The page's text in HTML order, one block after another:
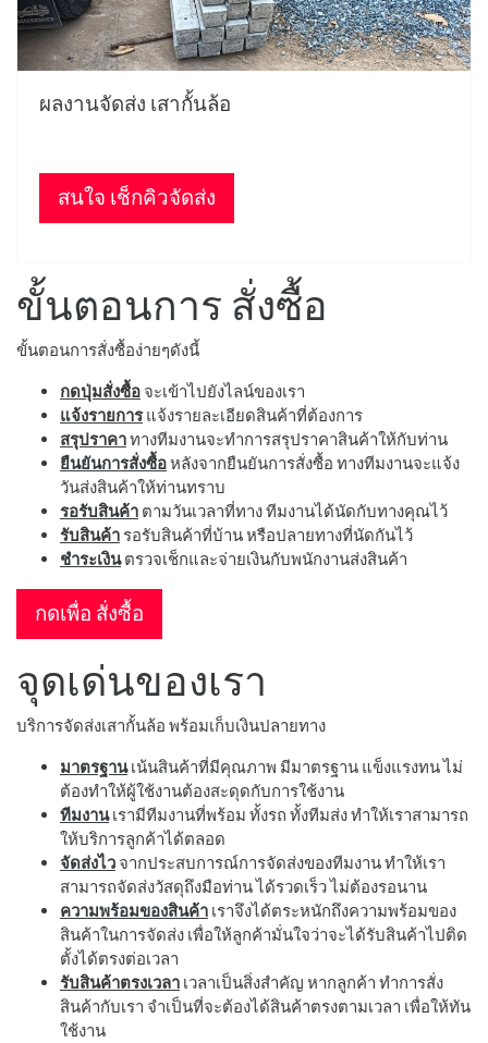
ผลงานจัดส่ง เสากั้นล้อ
สนใจ เช็กคิวจัดส่ง
ขั้นตอนการ สั่งซื้อ
ขั้นตอนการสั่งซื้อง่ายๆดังนี้
กดปุ่มสั่งซื้อ จะเข้าไปยังไลน์ของเรา
แจ้งรายการแจ้งรายละเอียดสินค้าที่ต้องการ
สรุปราคาทางทีมงานจะทำการสรุปราคาสินค้าให้กับท่าน
ยืนยันการสั่งซื้อหลังจากยืนยันการสั่งซื้อ ทางทีมงานจะแจ้ง
วันส่งสินค้าให้ท่านทราบ
รอรับสินค้า ตามวันเวลาที่ทาง ทีมงานได้นัดกับทางคุณไว้
รับสินค้า รอรับสินค้าที่บ้าน หรือปลายทางที่นัดกันไว้
ชำระเงินตรวจเช็กและจ่ายเงินกับพนักงานส่งสินค้า
กดเพื่อ สั่งซื้อ
จุดเด่นของเรา
บริการจัดส่งเสากั้นล้อ พร้อมเก็บเงินปลายทาง
มาตรฐานเน้นสินค้าที่มีคุณภาพ มีมาตรฐาน แข็งแรงทน ไม่
ต้องทำให้ผู้ใช้งานต้องสะดุดกับการใช้งาน
ทีมงานเรามีทีมงานที่พร้อม ทั้งรถ ทั้งทีมส่ง ทำให้เราสามารถ
ให้บริการลูกค้าได้ตลอด
จัดส่งไว จากประสบการณ์การจัดส่งของทีมงาน ทำให้เรา
สามารถจัดส่งวัสดุถึงมือท่าน ได้รวดเร็ว ไม่ต้องรอนาน
ความพร้อมของสินค้า เราจึงได้ตระหนักถึงความพร้อมของ
สินค้าในการจัดส่ง เพื่อให้ลูกค้ามั่นใจว่าจะได้รับสินค้าไปติด
ตั้งได้ตรงต่อเวลา
รับสินค้าตรงเวลา เวลาเป็นสิ่งสำคัญ หากลูกค้า ทำการสั่ง
สินค้ากับเรา จำเป็นที่จะต้องได้สินค้าตรงตามเวลา เพื่อให้ทัน
ใช้งาน